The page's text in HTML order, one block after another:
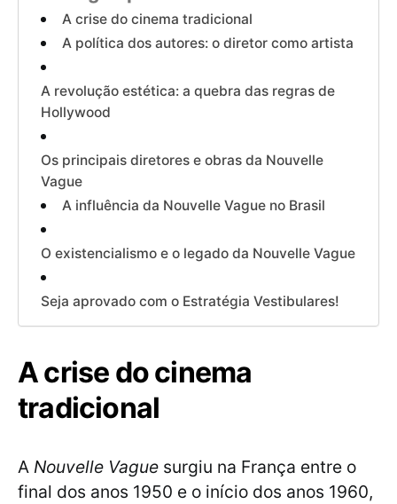
A crise do cinema tradicional
A política dos autores: o diretor como artista
A revolução estética: a quebra das regras de
Hollywood
Os principais diretores e obras da Nouvelle
Vague
A influência da Nouvelle Vague no Brasil
O existencialismo e o legado da Nouvelle Vague
Seja aprovado com o Estratégia Vestibulares!
A crise do cinema
tradicional
A Nouvelle Vague surgiu na França entre o
final dos anos 1950 e o início dos anos 1960,